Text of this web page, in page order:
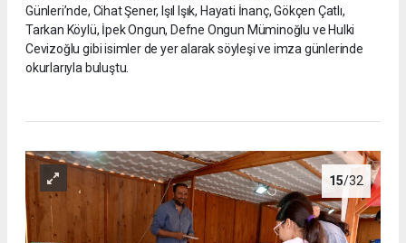
Günleri’nde, Cihat Şener, Işıl Işık, Hayati İnanç, Gökçen Çatlı,
Tarkan Köylü, İpek Ongun, Defne Ongun Müminoğlu ve Hulki
Cevizoğlu gibi isimler de yer alarak söyleşi ve imza günlerinde
okurlarıyla buluştu.
15/32